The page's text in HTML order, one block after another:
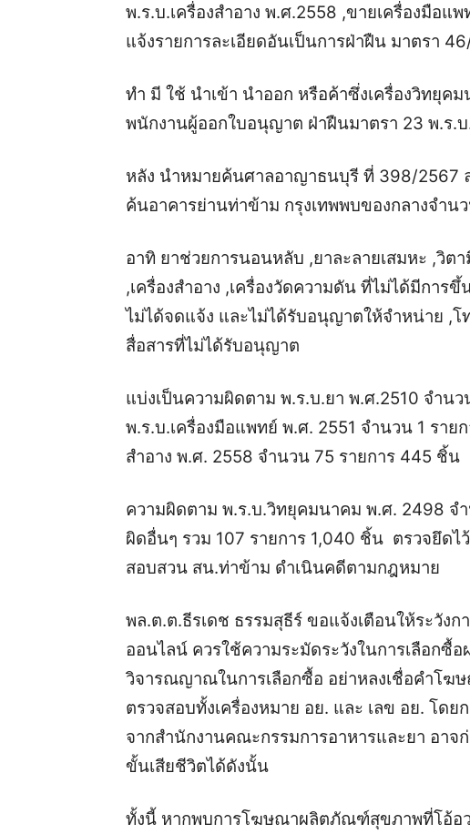
พ.ร.บ.เครื่องสำอาง พ.ศ.2558 ,ขายเครื่องมือ
แจ้งรายการละเอียดอันเป็นการฝ่าฝืน มาตรา
ทำ มี ใช้ นำเข้า นำออก หรือค้าซึ่งเครื่องวิทยุค
พนักงานผู้ออกใบอนุญาต ฝ่าฝืนมาตรา 23 พ.ร.
หลัง นำหมายค้นศาลอาญาธนบุรี ที่ 398/2567
ค้นอาคารย่านท่าข้าม กรุงเทพพบของกลางจำน
อาทิ ยาช่วยการนอนหลับ ,ยาละลายเสมหะ ,วิต
,เครื่องสำอาง ,เครื่องวัดความดัน ที่ไม่ได้มีการ
ไม่ได้จดแจ้ง และไม่ได้รับอนุญาตให้จำหน่าย ,
สื่อสารที่ไม่ได้รับอนุญาต
แบ่งเป็นความผิดตาม พ.ร.บ.ยา พ.ศ.2510 จำน
พ.ร.บ.เครื่องมือแพทย์ พ.ศ. 2551 จำนวน 1 ราย
สำอาง พ.ศ. 2558 จำนวน 75 รายการ 445 ชิ้น
ความผิดตาม พ.ร.บ.วิทยุคมนาคม พ.ศ. 2498 จ
ผิดอื่นๆ รวม 107 รายการ 1,040 ชิ้น ตรวจยึดไ
สอบสวน สน.ท่าข้าม ดำเนินคดีตามกฎหมาย
พล.ต.ต.ธีรเดช ธรรมสุธีร์ ขอแจ้งเตือนให้ระวัง
ออนไลน์ ควรใช้ความระมัดระวังในการเลือกซื้
วิจารณญาณในการเลือกซื้อ อย่าหลงเชื่อคำโฆ
ตรวจสอบทั้งเครื่องหมาย อย. และ เลข อย. โด
จากสำนักงานคณะกรรมการอาหารและยา อาจ
ขั้นเสียชีวิตได้ดังนั้น
ทั้งนี้ หากพบการโฆษณาผลิตภัณฑ์สุขภาพที่โอ้อว